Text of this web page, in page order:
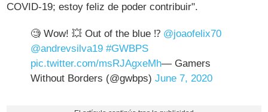
COVID-19; estoy feliz de poder contribuir".
🧐 Wow! 💥 Out of the blue ⁉ @joaofelix70
@andrevsilva19 #GWBPS
pic.twitter.com/msRJAgxeMh— Gamers
Without Borders (@gwbps)June 7, 2020